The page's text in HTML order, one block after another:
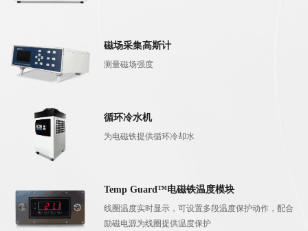
磁场采集高斯计
测量磁场强度
循环冷水机
为电磁铁提供循环冷却水
Temp Guard™电磁铁温度模块
线圈温度实时显示，可设置多段温度保护动作，配合
励磁电源为线圈提供温度保护